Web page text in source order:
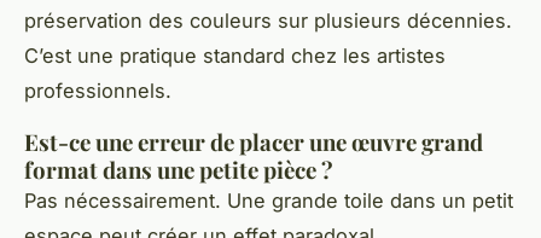
préservation des couleurs sur plusieurs décennies.
C’est une pratique standard chez les artistes
professionnels.
Est-ce une erreur de placer une œuvre grand
format dans une petite pièce ?
Pas nécessairement. Une grande toile dans un petit